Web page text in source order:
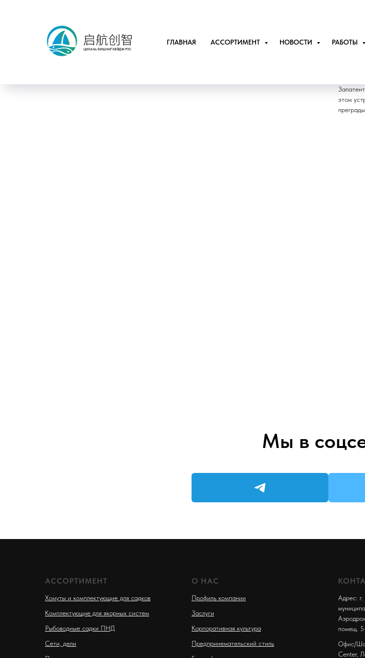
ГЛАВНАЯ АССОРТИМЕНТ НОВОСТИ РАБОТЫ
этом
преграды.
Мы в
АССОРТИМЕНТ
Хомуты и комплектующие для садков
Комплектующие для якорных систем
Рыбоводные садки ПНД
Сети, дели
О НАС
Профиль компании
Заслуги
Корпоративная культура
Предпринемательский стиль
Адрес: г.
помещ.
Офис/
Center,